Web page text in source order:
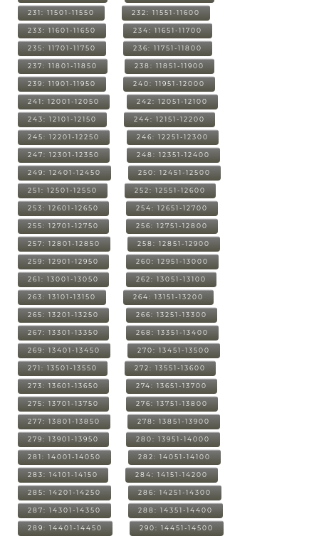
231: 11501-11550 232: 11551-11600
233: 11601-11650 234: 11651-11700
235: 11701-11750 236: 11751-11800
237: 11801-11850 238: 11851-11900
239: 11901-11950 240: 11951-12000
241: 12001-12050 242: 12051-12100
243: 12101-12150 244: 12151-12200
245: 12201-12250 246: 12251-12300
247: 12301-12350 248: 12351-12400
249: 12401-12450 250: 12451-12500
251: 12501-12550 252: 12551-12600
253: 12601-12650 254: 12651-12700
255: 12701-12750 256: 12751-12800
257: 12801-12850 258: 12851-12900
259: 12901-12950 260: 12951-13000
261: 13001-13050 262: 13051-13100
263: 13101-13150 264: 13151-13200
265: 13201-13250 266: 13251-13300
267: 13301-13350 268: 13351-13400
269: 13401-13450 270: 13451-13500
271: 13501-13550 272: 13551-13600
273: 13601-13650 274: 13651-13700
275: 13701-13750 276: 13751-13800
277: 13801-13850 278: 13851-13900
279: 13901-13950 280: 13951-14000
281: 14001-14050 282: 14051-14100
283: 14101-14150 284: 14151-14200
285: 14201-14250 286: 14251-14300
287: 14301-14350 288: 14351-14400
289: 14401-14450 290: 14451-14500